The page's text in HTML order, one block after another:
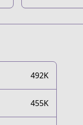
492K
455K